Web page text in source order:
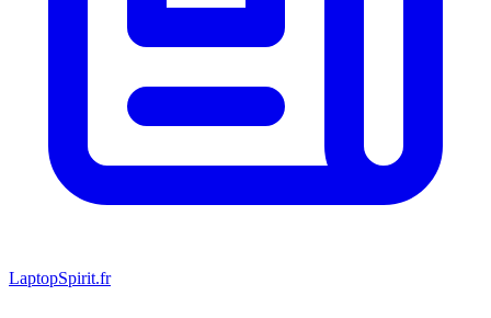
LaptopSpirit.fr